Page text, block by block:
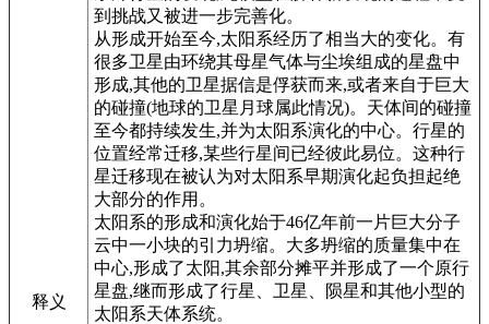
释义
到挑战又被进一步完善化。
从形成开始至今,太阳系经历了相当大的变化。有
很多卫星由环绕其母星气体与尘埃组成的星盘中
形成,其他的卫星据信是俘获而来,或者来自于巨大
的碰撞(地球的卫星月球属此情况)。天体间的碰撞
至今都持续发生,并为太阳系演化的中心。行星的
位置经常迁移,某些行星间已经彼此易位。这种行
星迁移现在被认为对太阳系早期演化起负担起绝
大部分的作用。
太阳系的形成和演化始于46亿年前一片巨大分子
云中一小块的引力坍缩。大多坍缩的质量集中在
中心,形成了太阳,其余部分摊平并形成了一个原行
星盘,继而形成了行星、卫星、陨星和其他小型的
太阳系天体系统。